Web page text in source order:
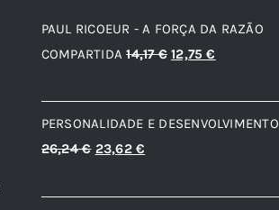
PAUL RICOEUR - A FORÇA DA RAZÃO
COMPARTIDA 14,17€ O
original
era:
12,75€
atual
é:
PERSONALIDADE E DESENVOLVIMENTO
26,24€ O
original
23,62 €
atual